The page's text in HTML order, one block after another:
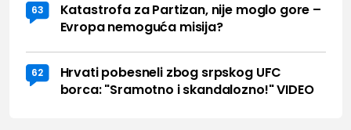
63
Katastrofa za Partizan, nije moglo gore –
Evropa nemoguća misija?
62
Hrvati pobesneli zbog srpskog UFC
borca: "Sramotno i skandalozno!" VIDEO